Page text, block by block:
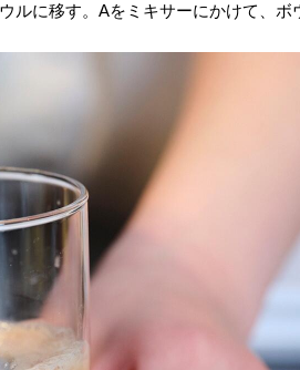
に移す。Aをミキサーにかけて、ボ